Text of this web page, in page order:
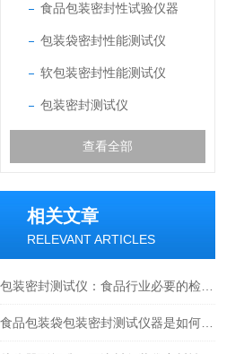
食品包装密封性试验仪器
包装袋密封性能测试仪
软包装密封性能测试仪
包装密封测试仪
查看全部
相关文章
RELEVANT ARTICLES